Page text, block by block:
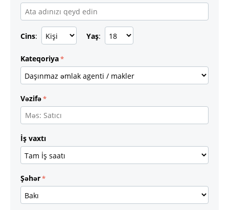
Cins: Yaş:
Kateqoriya
Vəzifə
İş vaxtı
Şəhər